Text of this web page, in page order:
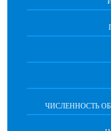
ЧИСЛЕННОСТЬ